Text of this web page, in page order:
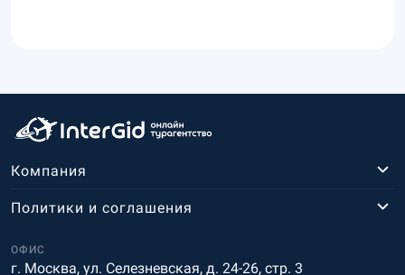
Компания
ОФИС
г. Москва, ул. Селезневская, д. 24-26, стр. 3
Политики и соглашения